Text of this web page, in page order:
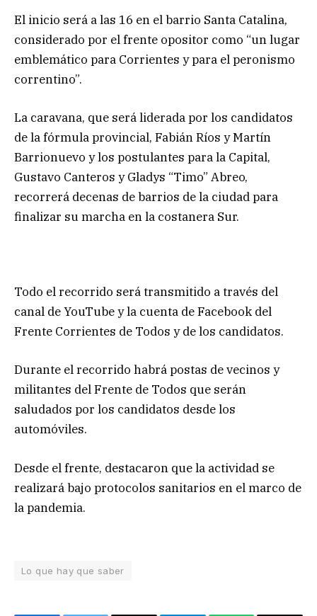
El inicio será a las 16 en el barrio Santa Catalina,
considerado por el frente opositor como “un lugar
emblemático para Corrientes y para el peronismo
correntino”.
La caravana, que será liderada por los candidatos
de la fórmula provincial, Fabián Ríos y Martín
Barrionuevo y los postulantes para la Capital,
Gustavo Canteros y Gladys “Timo” Abreo,
recorrerá decenas de barrios de la ciudad para
finalizar su marcha en la costanera Sur.
Todo el recorrido será transmitido a través del
canal de YouTube y la cuenta de Facebook del
Frente Corrientes de Todos y de los candidatos.
Durante el recorrido habrá postas de vecinos y
militantes del Frente de Todos que serán
saludados por los candidatos desde los
automóviles.
Desde el frente, destacaron que la actividad se
realizará bajo protocolos sanitarios en el marco de
la pandemia.
Lo que hay que saber